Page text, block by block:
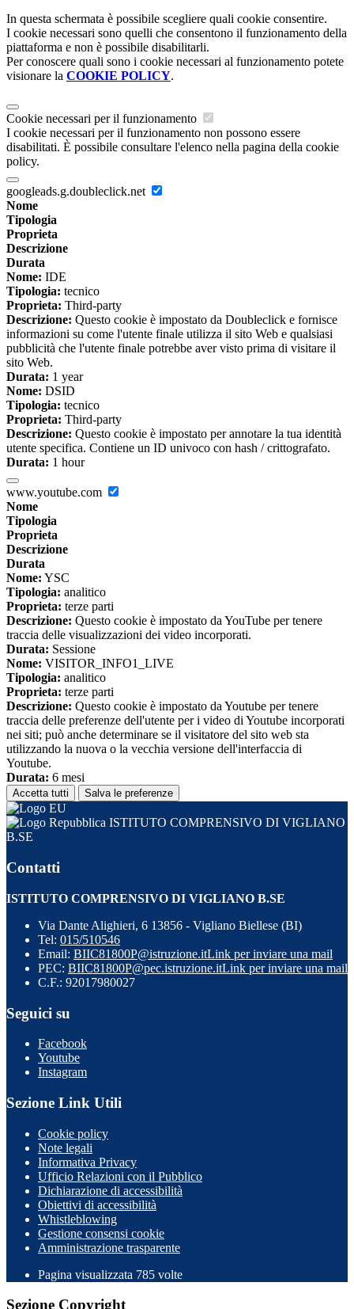
In questa schermata è possibile scegliere quali cookie consentire.
I cookie necessari sono quelli che consentono il funzionamento della
piattaforma e non è possibile disabilitarli.
Per conoscere quali sono i cookie necessari al funzionamento potete
visionare la COOKIE POLICY.
Cookie necessari per il funzionamento
I cookie necessari per il funzionamento non possono essere
disabilitati. È possibile consultare l'elenco nella pagina della cookie
policy.
googleads.g.doubleclick.net
Nome
Tipologia
Proprieta
Descrizione
Durata
Nome: IDE
Tipologia: tecnico
Proprieta: Third-party
Descrizione: Questo cookie è impostato da Doubleclick e fornisce
informazioni su come l'utente finale utilizza il sito Web e qualsiasi
pubblicità che l'utente finale potrebbe aver visto prima di visitare il
sito Web.
Durata: 1 year
Nome: DSID
Tipologia: tecnico
Proprieta: Third-party
Descrizione: Questo cookie è impostato per annotare la tua identità
utente specifica. Contiene un ID univoco con hash / crittografato.
Durata: 1 hour
www.youtube.com
Nome
Tipologia
Proprieta
Descrizione
Durata
Nome: YSC
Tipologia: analitico
Proprieta: terze parti
Descrizione: Questo cookie è impostato da YouTube per tenere
traccia delle visualizzazioni dei video incorporati.
Durata: Sessione
Nome: VISITOR_INFO1_LIVE
Tipologia: analitico
Proprieta: terze parti
Descrizione: Questo cookie è impostato da Youtube per tenere
traccia delle preferenze dell'utente per i video di Youtube incorporati
nei siti; può anche determinare se il visitatore del sito web sta
utilizzando la nuova o la vecchia versione dell'interfaccia di
Youtube.
Durata: 6 mesi
Accetta tutti Salva le preferenze
ISTITUTO COMPRENSIVO DI VIGLIANO
B.SE
Contatti
ISTITUTO COMPRENSIVO DI VIGLIANO B.SE
Via Dante Alighieri, 6 13856 - Vigliano Biellese (BI)
Tel: 015/510546
Email: BIIC81800P@istruzione.itLink per inviare una mail
PEC: BIIC81800P@pec.istruzione.itLink per inviare una mail
C.F.: 92017980027
Seguici su
Facebook
Youtube
Instagram
Sezione Link Utili
Cookie policy
Note legali
Informativa Privacy
Ufficio Relazioni con il Pubblico
Dichiarazione di accessibilità
Obiettivi di accessibilità
Whistleblowing
Gestione consensi cookie
Amministrazione trasparente
Pagina visualizzata 785 volte
Sezione Copyright